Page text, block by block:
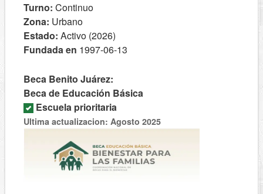
Turno: Continuo
Zona: Urbano
Estado: Activo (2026)
Fundada en 1997-06-13
Beca Benito Juárez:
Beca de Educación Básica
Escuela prioritaria
Ultima actualizacion: Agosto 2025